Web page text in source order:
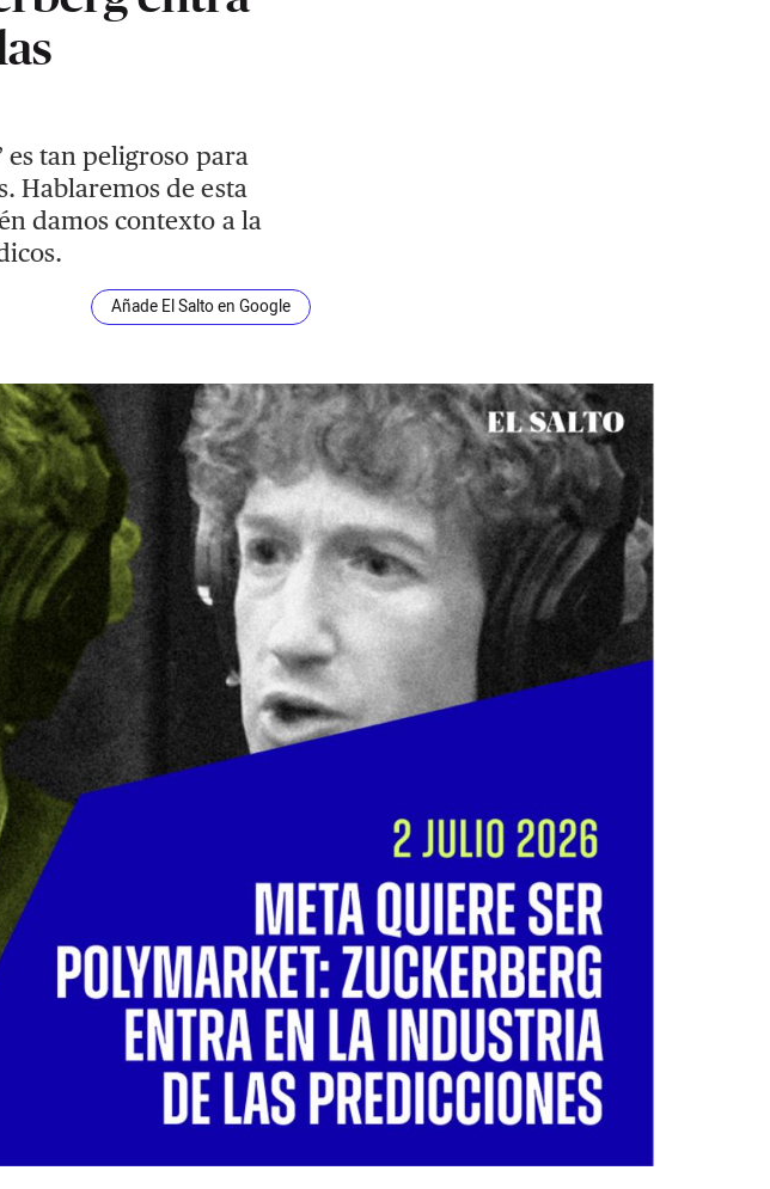
es tan peligroso para
Hablaremos de esta
damos contexto a la
Añade El Salto en Google